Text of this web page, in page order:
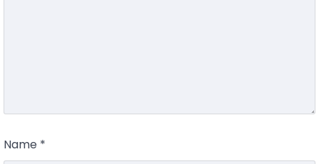
Name *